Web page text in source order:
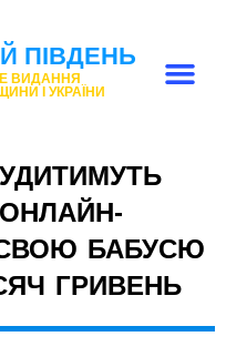
ПІВДЕНЬ
ВИДАННЯ
І УКРАЇНИ
СВОЮ БАБУСЮ
ГРИВЕНЬ